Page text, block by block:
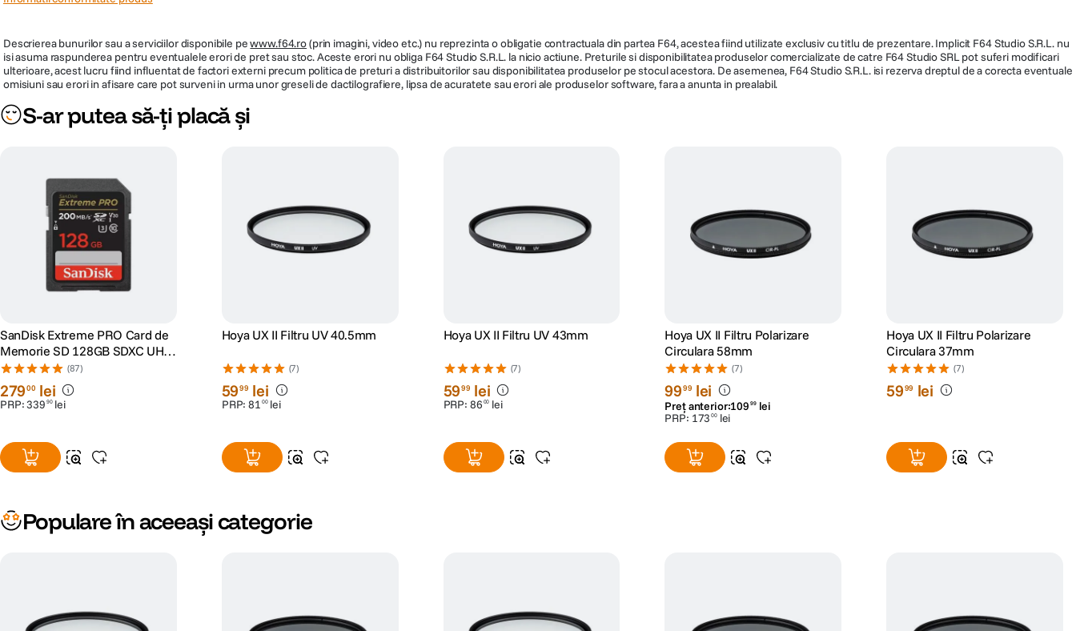
Descrierea bunurilor sau a serviciilor disponibile pewww.f64.ro(prin imagini, video etc.) nu reprezinta o obligatie contractuala din partea F64, acestea fiind utilizate exclusiv cu titlu de prezentare. Implicit F64 Studio S.R.L. nu
isi asuma raspunderea pentru eventualele erori de pret sau stoc. Aceste erori nu obliga F64 Studio S.R.L. la nicio actiune. Preturile si disponibilitatea produselor comercializate de catre F64 Studio SRL pot suferi modificari
ulterioare, acest lucru fiind influentat de factori externi precum politica de preturi a distribuitorilor sau disponibilitatea produselor pe stocul acestora. De asemenea, F64 Studio S.R.L. isi rezerva dreptul de a corecta eventuale
omisiuni sau erori in afisare care pot surveni in urma unor greseli de dactilografiere, lipsa de acuratete sau erori ale produselor software, fara a anunta in prealabil.
S-ar putea să-ți placă și
SanDisk Extreme PRO Card de
Memorie SD 128GB SDXC UHS-
I Class 10 U3 V30 + 2 Ani
RescuePRO Deluxe
(87)
27900 lei
PRP:339 90 lei
Hoya UX II Filtru UV 40.5mm
(7)
5999 lei
PRP:81 00 lei
Hoya UX II Filtru UV 43mm
(7)
5999 lei
PRP: 86 00 lei
Hoya UX II Filtru Polarizare
Circulara 58mm
(7)
9999 lei
Preț anterior:109 99 lei
PRP: 173 00 lei
Hoya UX II Filtru Polarizare
Circulara 37mm
(7)
5999 lei
Populare în aceeași categorie